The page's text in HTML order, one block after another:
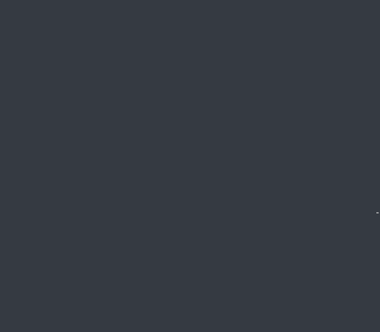
شماره تماس. ۲۲۸۹۰۹۱۲ - ۰۲۱.